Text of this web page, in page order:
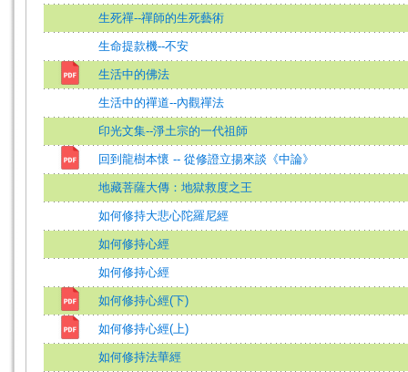
生死禪--禪師的生死藝術
生命提款機--不安
生活中的佛法
生活中的禪道--內觀禪法
印光文集--淨土宗的一代祖師
回到龍樹本懷 -- 從修證立揚來談《中論》
地藏菩薩大傳：地獄救度之王
如何修持大悲心陀羅尼經
如何修持心經
如何修持心經
如何修持心經(下)
如何修持心經(上)
如何修持法華經